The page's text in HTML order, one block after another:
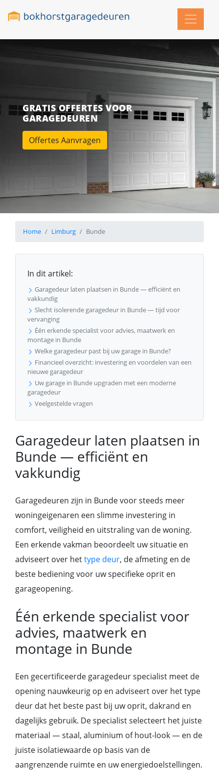
GRATIS OFFERTES VOOR
GARAGEDEUREN
Offertes Aanvragen
Home Limburg Bunde
In dit artikel:
Garagedeur laten plaatsen in Bunde — efficiënt en
vakkundig
Slecht isolerende garagedeur in Bunde — tijd voor
vervanging
Één erkende specialist voor advies, maatwerk en
montage in Bunde
Welke garagedeur past bij uw garage in Bunde?
Financieel overzicht: investering en voordelen van een
nieuwe garagedeur
Uw garage in Bunde upgraden met een moderne
garagedeur
Veelgestelde vragen
Garagedeur laten plaatsen in
Bunde — efficiënt en
vakkundig
Garagedeuren zijn in Bunde voor steeds meer
woningeigenaren een slimme investering in
comfort, veiligheid en uitstraling van de woning.
Een erkende vakman beoordeelt uw situatie en
adviseert over hettype deur, de afmeting en de
beste bediening voor uw specifieke oprit en
garageopening.
Één erkende specialist voor
advies, maatwerk en
montage in Bunde
Een gecertificeerde garagedeur specialist meet de
opening nauwkeurig op en adviseert over het type
deur dat het beste past bij uw oprit, dakrand en
dagelijks gebruik. De specialist selecteert het juiste
materiaal — staal, aluminium of hout-look — en de
juiste isolatiewaarde op basis van de
aangrenzende ruimte en uw energiedoelstellingen.